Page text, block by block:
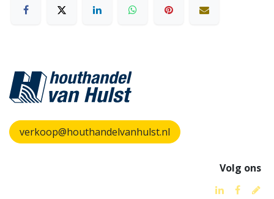
verkoop@houthandelvanhulst.nl
Volg ons